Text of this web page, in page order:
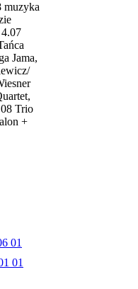
muzyka
Jama,
Trio
+